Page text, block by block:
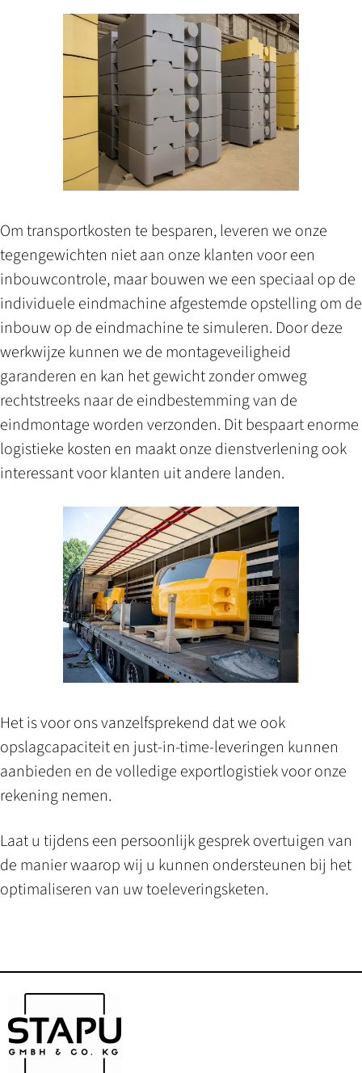
Om transportkosten te besparen, leveren we onze
tegengewichten niet aan onze klanten voor een
inbouwcontrole, maar bouwen we een speciaal op de
individuele eindmachine afgestemde opstelling om de
inbouw op de eindmachine te simuleren. Door deze
werkwijze kunnen we de montageveiligheid
garanderen en kan het gewicht zonder omweg
rechtstreeks naar de eindbestemming van de
eindmontage worden verzonden. Dit bespaart enorme
logistieke kosten en maakt onze dienstverlening ook
interessant voor klanten uit andere landen.
Het is voor ons vanzelfsprekend dat we ook
opslagcapaciteit en just-in-time-leveringen kunnen
aanbieden en de volledige exportlogistiek voor onze
rekening nemen.
Laat u tijdens een persoonlijk gesprek overtuigen van
de manier waarop wij u kunnen ondersteunen bij het
optimaliseren van uw toeleveringsketen.